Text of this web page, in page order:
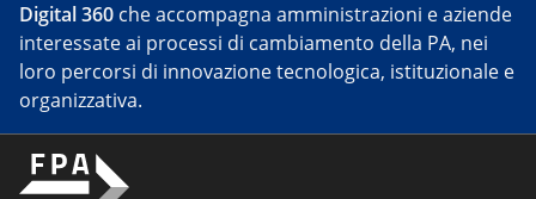
Digital 360 che accompagna amministrazioni e aziende
interessate ai processi di cambiamento della PA, nei
loro percorsi di innovazione tecnologica, istituzionale e
organizzativa.